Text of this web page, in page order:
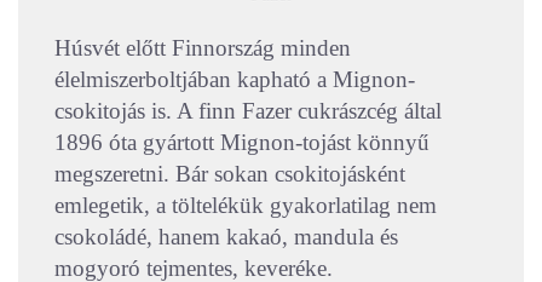
Húsvét előtt Finnország minden
élelmiszerboltjában kapható a Mignon-
csokitojás is. A finn Fazer cukrászcég által
1896 óta gyártott Mignon-tojást könnyű
megszeretni. Bár sokan csokitojásként
emlegetik, a töltelékük gyakorlatilag nem
csokoládé, hanem kakaó, mandula és
mogyoró tejmentes, keveréke.